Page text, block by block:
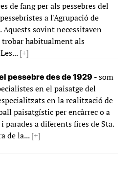
de fang per als pessebres del
a l'Agrupació de
Aquests sovint necessitaven
trobar habitualment als
[+]
pessebre des de 1929 - som
en el paisatge del
en la realització de
paisatgístic per encàrrec o a
a diferents fires de Sta.
de la...[+]